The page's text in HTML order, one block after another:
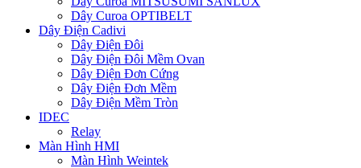
Dây Curoa OPTIBELT
Dây Điện Cadivi
Dây Điện Đôi
Dây Điện Đôi Mềm Ovan
Dây Điện Đơn Cứng
Dây Điện Đơn Mềm
Dây Điện Mềm Tròn
IDEC
Relay
Màn Hình HMI
Màn Hình Weintek